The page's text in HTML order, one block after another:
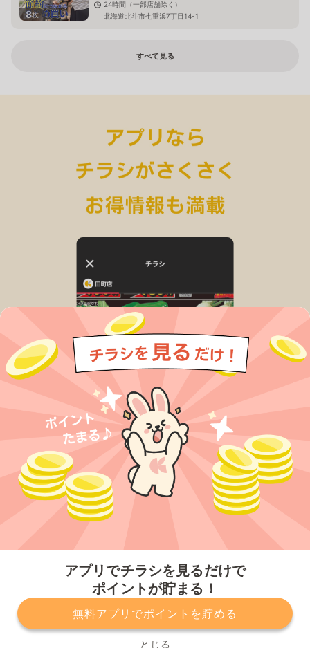
アプリでチラシを見るだけで
ポイントが貯まる！
無料アプリでポイントを貯める
とじる
8枚
24時間（一部店舗除く）
北海道北斗市七重浜7丁目14-1
すべて見る
プライバシーポリシー 利用規約
運営会社
サービスに関してのお問い合わせ